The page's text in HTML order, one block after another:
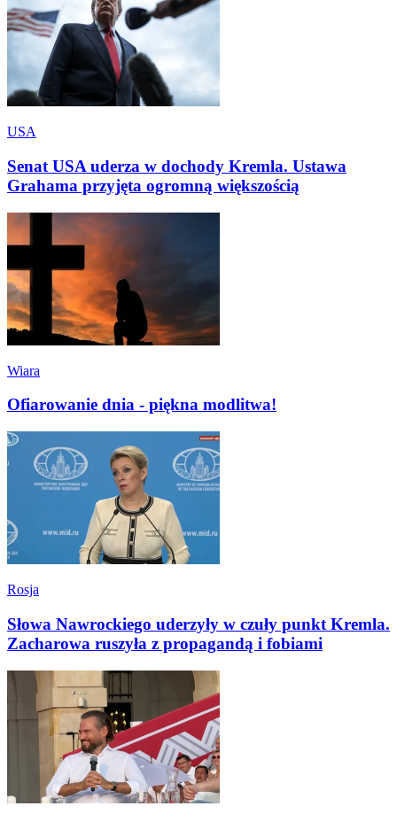
USA
Senat USA uderza w dochody Kremla. Ustawa
Grahama przyjęta ogromną większością
Wiara
Ofiarowanie dnia - piękna modlitwa!
Rosja
Słowa Nawrockiego uderzyły w czuły punkt Kremla.
Zacharowa ruszyła z propagandą i fobiami